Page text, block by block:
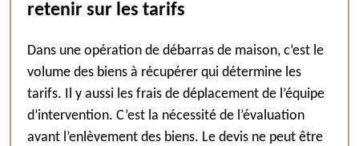
retenir sur les tarifs
Dans une opération de débarras de maison, c’est le
volume des biens à récupérer qui détermine les
tarifs. Il y aussi les frais de déplacement de l’équipe
d’intervention. C’est la nécessité de l’évaluation
avant l’enlèvement des biens. Le devis ne peut être